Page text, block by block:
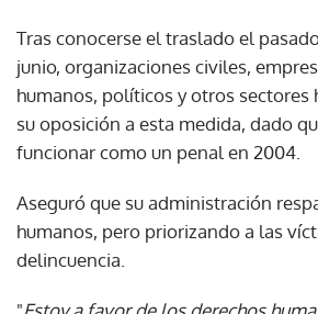
Tras conocerse el traslado el
junio, organizaciones civiles,
humanos, políticos y otros sectores
su oposición a esta medida, dado
funcionar como un penal en 2004.
Aseguró que su administración
humanos, pero priorizando a las
delincuencia.